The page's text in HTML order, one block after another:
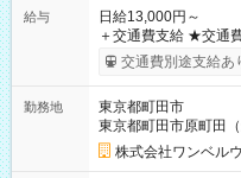
給与
日給13,000円～
＋交通費支給 ★交通費全額支給！ ┗案件により規定あり ★日払
いOK！（規定あり
ンビニATMから 日払い分を
交通費別途支給あ
勤務地
東京都町田市
東京都町田市原町田
株式会社ワンベル